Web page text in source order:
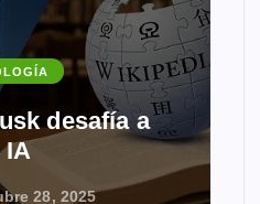
desafía a
IA
28, 2025